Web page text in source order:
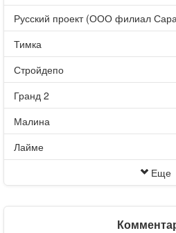
Русский проект (ООО филиал
Тимка
Стройдепо
Гранд 2
Малина
Лайме
Еще